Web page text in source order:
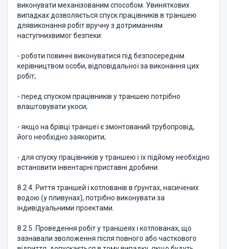
виконувати механізованим способом. Увиняткових
випадках дозволяється спуск працівників в траншею
длявиконання робіт вручну з дотриманням
наступнихвимог безпеки:
- роботи повинні виконуватися під безпосереднім
керівництвом особи, відповідальної за виконання цих
робіт;
- перед спуском працівників у траншею потрібно
влаштовувати укоси;
- якщо на брівці траншеї є змонтований трубопровід,
його необхідно заякорити;
- для спуску працівників у траншею і їх підйому необхідно
встановити інвентарні приставні дробини.
8.2.4. Риття траншей і котлованів в ґрунтах, насичених
водою (у пливунах), потрібно виконувати за
індивідуальними проектами.
8.2.5. Проведення робіт у траншеях і котлованах, що
зазнавали зволоження після повного або часткового